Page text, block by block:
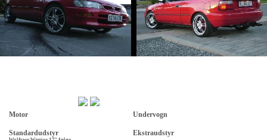
Motor Undervogn
Standardudstyr Ekstraudstyr